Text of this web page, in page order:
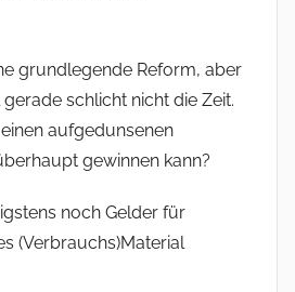
grundlegende Reform, aber
schlicht nicht die Zeit.
aufgedunsenen
gewinnen kann?
noch Gelder für
(Verbrauchs)Material